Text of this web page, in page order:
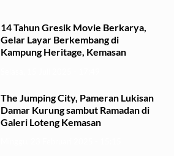
14 Tahun Gresik Movie Berkarya,
Gelar Layar Berkembang di
Kampung Heritage, Kemasan
The Jumping City, Pameran Lukisan
Damar Kurung sambut Ramadan di
Galeri Loteng Kemasan